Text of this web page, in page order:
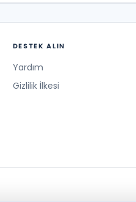
DESTEK ALIN
Yardım
Gizlilik İlkesi